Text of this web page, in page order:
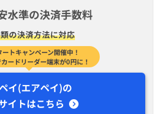
水準の決済手数料
の決済方法に対応
トキャンペーン開催中！
ードリーダー端末が0円に！
イ(エアペイ)の
イトはこちら